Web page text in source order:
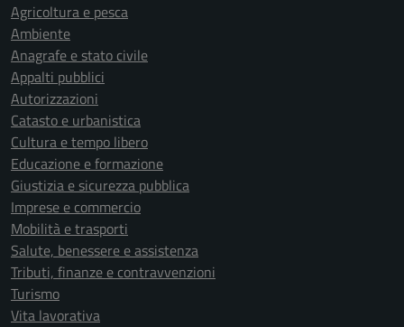
Agricoltura e pesca
Ambiente
Anagrafe e stato civile
Appalti pubblici
Autorizzazioni
Catasto e urbanistica
Cultura e tempo libero
Educazione e formazione
Giustizia e sicurezza pubblica
Imprese e commercio
Mobilità e trasporti
Salute, benessere e assistenza
Tributi, finanze e contravvenzioni
Turismo
Vita lavorativa